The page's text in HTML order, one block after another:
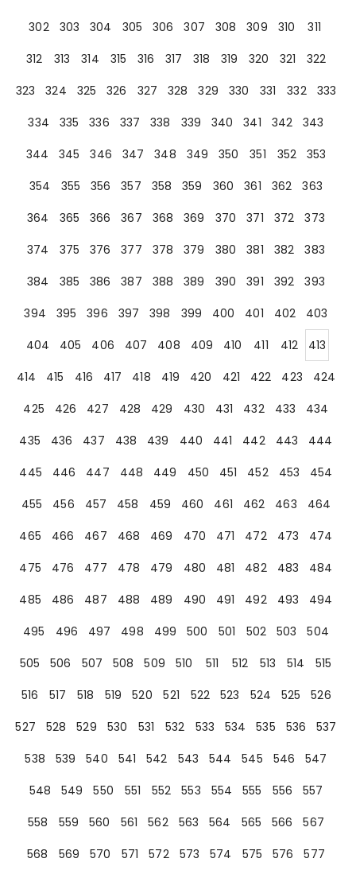
302
303 304 305 306 307 308 309 310
311
312
313 314 315 316 317 318 319 320 321
322
323
324 325 326 327 328 329 330 331 332
333
334
335 336 337 338 339 340 341 342
343
344
345 346 347 348 349 350 351 352
353
354
355 356 357 358 359 360 361 362
363
364
365 366 367 368 369 370 371 372
373
374
375 376 377 378 379 380 381 382
383
384
385 386 387 388 389 390 391 392
393
394
395 396 397 398 399 400 401 402
403
404
405 406 407 408 409 410 411 412
413
414
415 416 417 418 419 420 421 422 423
424
425
426 427 428 429 430 431 432 433
434
435
436 437 438 439 440 441 442 443
444
445
446 447 448 449 450 451 452 453
454
455
456 457 458 459 460 461 462 463
464
465
466 467 468 469 470 471 472 473
474
475
476 477 478 479 480 481 482 483
484
485
486 487 488 489 490 491 492 493
494
495
496 497 498 499 500 501 502 503
504
505
506 507 508 509 510 511 512 513 514
515
516
517 518 519 520 521 522 523 524 525
526
527
528 529 530 531 532 533 534 535 536
537
538
539 540 541 542 543 544 545 546
547
548
549 550 551 552 553 554 555 556
557
558
559 560 561 562 563 564 565 566
567
568
569 570 571 572 573 574 575 576
577